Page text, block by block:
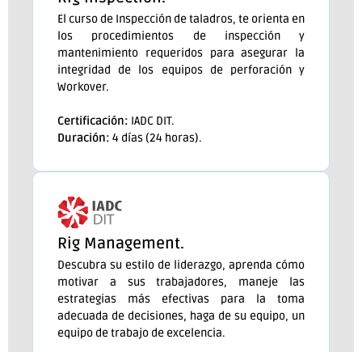
El curso de Inspección de taladros, te orienta en
los procedimientos de inspección y
mantenimiento requeridos para asegurar la
integridad de los equipos de perforación y
Workover.
Certificación: IADC DIT.
Duración: 4 días (24 horas).
Rig Management.
Descubra su estilo de liderazgo, aprenda cómo
motivar a sus trabajadores, maneje las
estrategias más efectivas para la toma
adecuada de decisiones, haga de su equipo, un
equipo de trabajo de excelencia.